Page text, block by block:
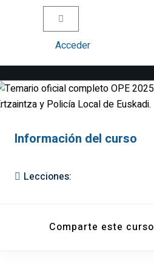
Acceder
Información del curso
Lecciones:
Comparte este curso